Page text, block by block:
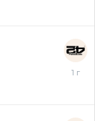
10